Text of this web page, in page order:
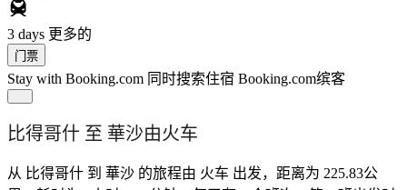
3 days 更多的
门票
Stay with Booking.com 同时搜索住宿 Booking.com缤客
比得哥什 至 華沙由火车
从 比得哥什 到 華沙 的旅程由 火车 出发，距离为 225.83公